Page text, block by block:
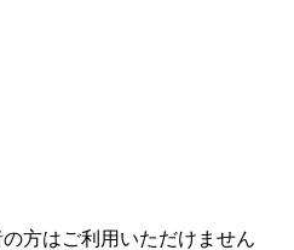
方はご利用いただけません